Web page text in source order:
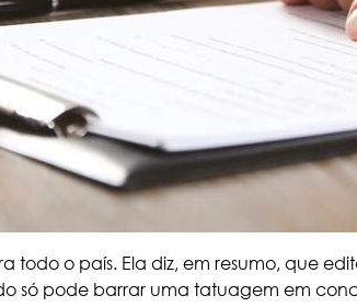
todo o país. Ela diz, em resumo, que
só pode barrar uma tatuagem em